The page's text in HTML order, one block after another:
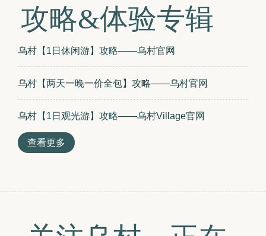
攻略&体验专辑
乌村【1日休闲游】攻略——乌村官网
乌村【两天一晚一价全包】攻略——乌村官网
乌村【1日观光游】攻略——乌村Village官网
查看更多